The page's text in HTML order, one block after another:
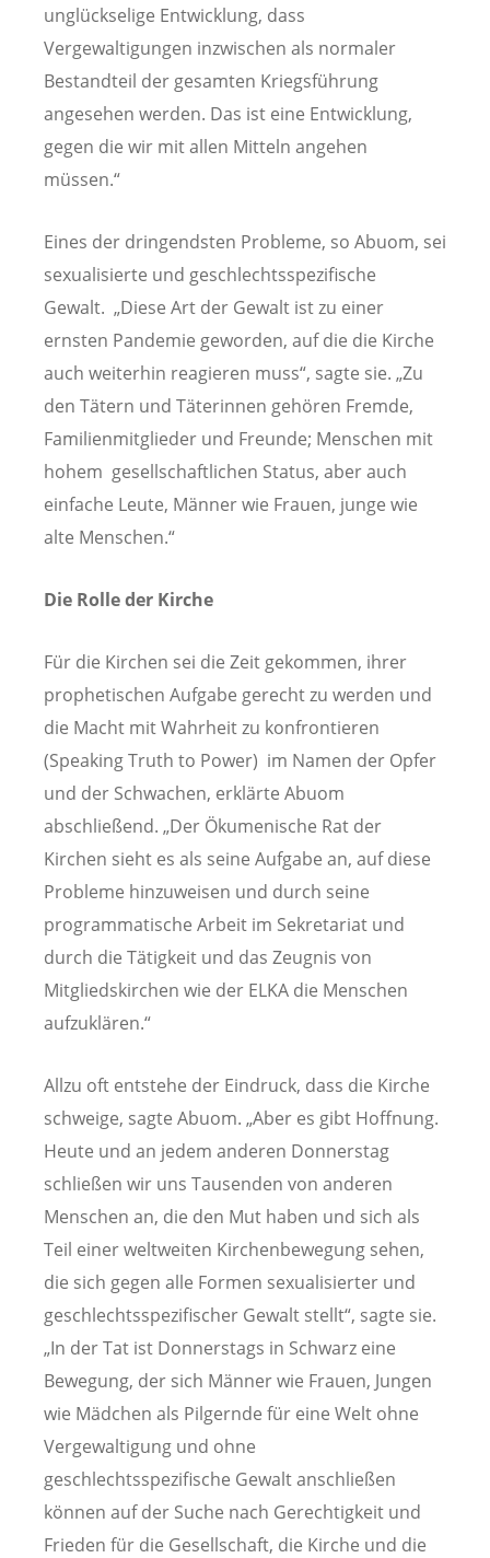
unglückselige Entwicklung, dass
Vergewaltigungen inzwischen als normaler
Bestandteil der gesamten Kriegsführung
angesehen werden. Das ist eine Entwicklung,
gegen die wir mit allen Mitteln angehen
müssen.“
Eines der dringendsten Probleme, so Abuom, sei
sexualisierte und geschlechtsspezifische
Gewalt. „Diese Art der Gewalt ist zu einer
ernsten Pandemie geworden, auf die die Kirche
auch weiterhin reagieren muss“, sagte sie. „Zu
den Tätern und Täterinnen gehören Fremde,
Familienmitglieder und Freunde; Menschen mit
hohem gesellschaftlichen Status, aber auch
einfache Leute, Männer wie Frauen, junge wie
alte Menschen.“
Die Rolle der Kirche
Für die Kirchen sei die Zeit gekommen, ihrer
prophetischen Aufgabe gerecht zu werden und
die Macht mit Wahrheit zu konfrontieren
(Speaking Truth to Power) im Namen der Opfer
und der Schwachen, erklärte Abuom
abschließend. „Der Ökumenische Rat der
Kirchen sieht es als seine Aufgabe an, auf diese
Probleme hinzuweisen und durch seine
programmatische Arbeit im Sekretariat und
durch die Tätigkeit und das Zeugnis von
Mitgliedskirchen wie der ELKA die Menschen
aufzuklären.“
Allzu oft entstehe der Eindruck, dass die Kirche
schweige, sagte Abuom. „Aber es gibt Hoffnung.
Heute und an jedem anderen Donnerstag
schließen wir uns Tausenden von anderen
Menschen an, die den Mut haben und sich als
Teil einer weltweiten Kirchenbewegung sehen,
die sich gegen alle Formen sexualisierter und
geschlechtsspezifischer Gewalt stellt“, sagte sie.
„In der Tat ist Donnerstags in Schwarz eine
Bewegung, der sich Männer wie Frauen, Jungen
wie Mädchen als Pilgernde für eine Welt ohne
Vergewaltigung und ohne
geschlechtsspezifische Gewalt anschließen
können auf der Suche nach Gerechtigkeit und
Frieden für die Gesellschaft, die Kirche und die